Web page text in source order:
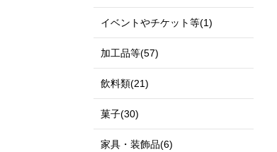
イベントやチケット等(1)
加工品等(57)
飲料類(21)
菓子(30)
家具・装飾品(6)